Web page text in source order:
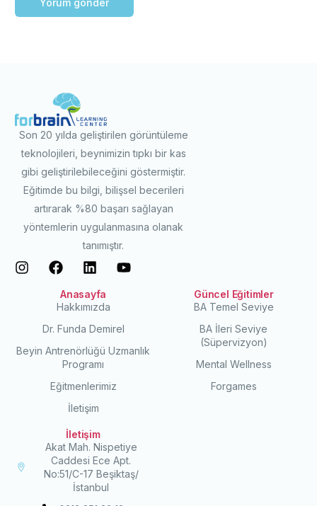
Son 20 yılda geliştirilen görüntüleme
teknolojileri, beynimizin tıpkı bir kas
gibi geliştirilebileceğini göstermiştir.
Eğitimde bu bilgi, bilişsel becerileri
artırarak %80 başarı sağlayan
yöntemlerin uygulanmasına olanak
tanımıştır.
Anasayfa
Hakkımızda
Dr. Funda Demirel
Beyin Antrenörlüğü Uzmanlık
Programı
Eğitmenlerimiz
İletişim
Güncel Eğitimler
BA Temel Seviye
BA İleri Seviye
(Süpervizyon)
Mental Wellness
Forgames
İletişim
Akat Mah. Nispetiye
Caddesi Ece Apt.
No:51/C-17 Beşiktaş/
İstanbul